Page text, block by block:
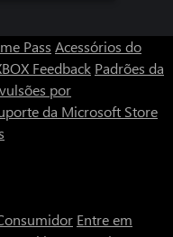
Pass Acessórios do
Feedback Padrões da
por
da Microsoft Store
Entre em